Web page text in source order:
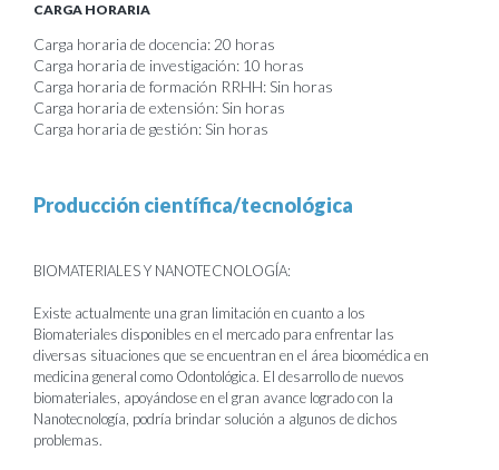
CARGA HORARIA
Carga horaria de docencia: 20 horas
Carga horaria de investigación: 10 horas
Carga horaria de formación RRHH: Sin horas
Carga horaria de extensión: Sin horas
Carga horaria de gestión: Sin horas
Producción científica/tecnológica
BIOMATERIALES Y NANOTECNOLOGÍA:
Existe actualmente una gran limitación en cuanto a los
Biomateriales disponibles en el mercado para enfrentar las
diversas situaciones que se encuentran en el área bioomédica en
medicina general como Odontológica. El desarrollo de nuevos
biomateriales, apoyándose en el gran avance logrado con la
Nanotecnología, podría brindar solución a algunos de dichos
problemas.